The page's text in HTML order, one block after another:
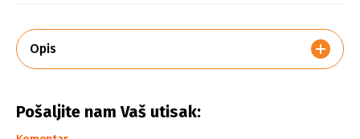
Opis
Pošaljite nam Vaš utisak: